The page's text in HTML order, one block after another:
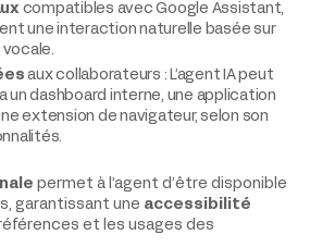
compatibles avec Google Assistant,
une interaction naturelle basée sur
vocale.
aux collaborateurs : L’agent IA peut
un dashboard interne, une application
extension de navigateur, selon son
permet à l’agent d’être disponible
garantissant une accessibilité
et les usages des